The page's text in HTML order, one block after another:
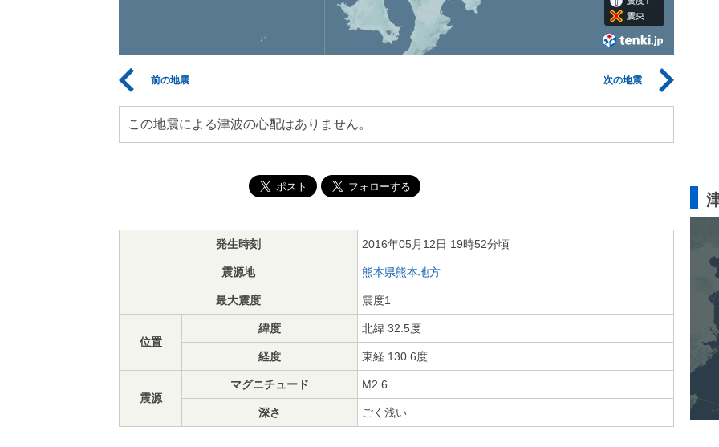
前の地震 次の地震
この地震による津波の心配はありません。
発生時刻 2016年05月12日 19時52分頃
震源地 熊本県熊本地方
最大震度 震度1
位置
緯度 北緯 32.5度
経度 東経 130.6度
震源
マグニチュード M2.6
深さ ごく浅い